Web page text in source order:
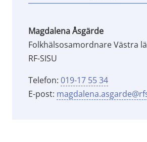
Magdalena Åsgärde
Folkhälsosamordnare Västra
RF-SISU
Telefon: 019-17 55 34
E-post: